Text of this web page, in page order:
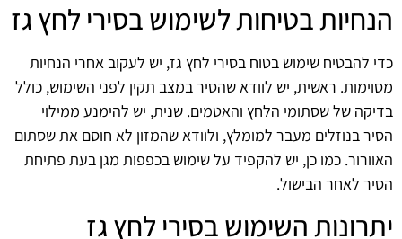
הנחיות בטיחות לשימוש בסירי לחץ גז
כדי להבטיח שימוש בטוח בסירי לחץ גז, יש לעקוב אחרי הנחיות
מסוימות. ראשית, יש לוודא שהסיר במצב תקין לפני השימוש, כולל
בדיקה של שסתומי הלחץ והאטמים. שנית, יש להימנע ממילוי
הסיר בנוזלים מעבר למומלץ, ולוודא שהמזון לא חוסם את שסתום
האוורור. כמו כן, יש להקפיד על שימוש בכפפות מגן בעת פתיחת
הסיר לאחר הבישול.
יתרונות השימוש בסירי לחץ גז